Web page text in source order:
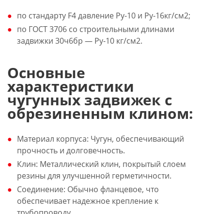
по стандарту F4 давление Ру-10 и Ру-16кг/см2;
по ГОСТ 3706 со строительными длинами
задвижки 30ч6бр — Ру-10 кг/см2.
Основные
характеристики
чугунных задвижек с
обрезиненным клином:
Материал корпуса: Чугун, обеспечивающий
прочность и долговечность.
Клин: Металлический клин, покрытый слоем
резины для улучшенной герметичности.
Соединение: Обычно фланцевое, что
обеспечивает надежное крепление к